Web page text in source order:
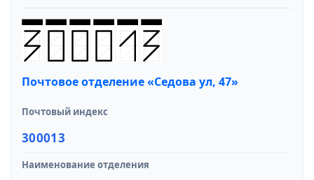
Почтовое отделение «Седова ул, 47»
Почтовый индекс
300013
Наименование отделения